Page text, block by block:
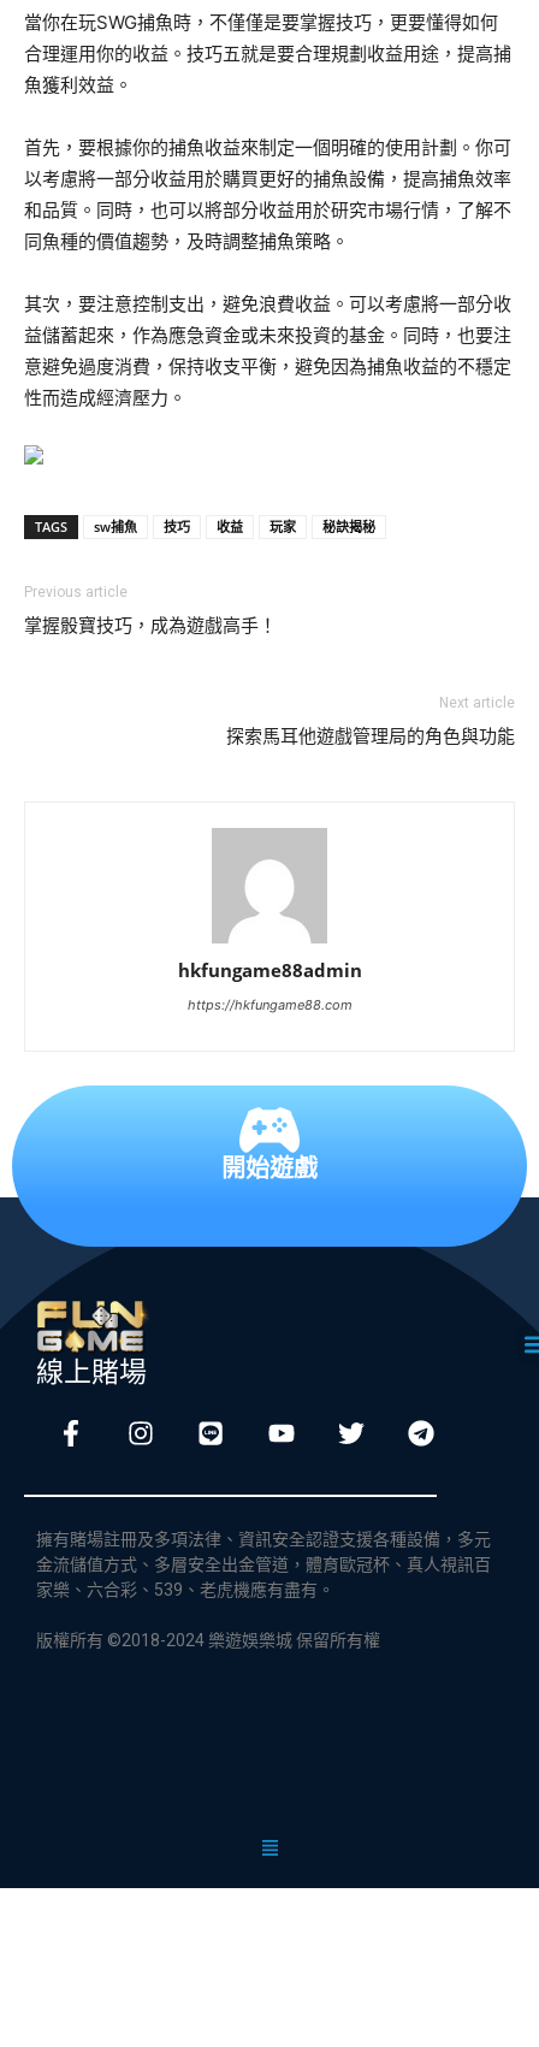
當你在玩SWG捕魚時，不僅僅是要掌握技巧，更要懂得如何
合理運用你的收益。技巧五就是要合理規劃收益用途，提高捕
魚獲利效益。
首先，要根據你的捕魚收益來制定一個明確的使用計劃。你可
以考慮將一部分收益用於購買更好的捕魚設備，提高捕魚效率
和品質。同時，也可以將部分收益用於研究市場行情，了解不
同魚種的價值趨勢，及時調整捕魚策略。
其次，要注意控制支出，避免浪費收益。可以考慮將一部分收
益儲蓄起來，作為應急資金或未來投資的基金。同時，也要注
意避免過度消費，保持收支平衡，避免因為捕魚收益的不穩定
性而造成經濟壓力。
TAGS sw捕魚 技巧 收益 玩家 秘訣揭秘
Previous article
掌握骰寶技巧，成為遊戲高手！
Next article
探索馬耳他遊戲管理局的角色與功能
hkfungame88admin
https://hkfungame88.com
開始遊戲
線上賭場
擁有賭場註冊及多項法律、資訊安全認證支援各種設備，多元
金流儲值方式、多層安全出金管道，體育歐冠杯、真人視訊百
家樂、六合彩、539、老虎機應有盡有。
版權所有 ©2018-2024 樂遊娛樂城 保留所有權